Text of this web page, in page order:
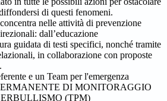
di questi fenomeni.
nelle attività di prevenzione
dall’educazione
guidata di testi specifici, nonché tramite
in collaborazione con proposte
e un Team per l'emergenza
DI MONITORAGGIO
(TPM)